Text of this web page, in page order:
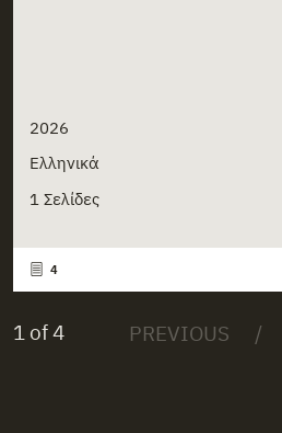
2026
Ελληνικά
1 Σελίδες
4
1 of 4